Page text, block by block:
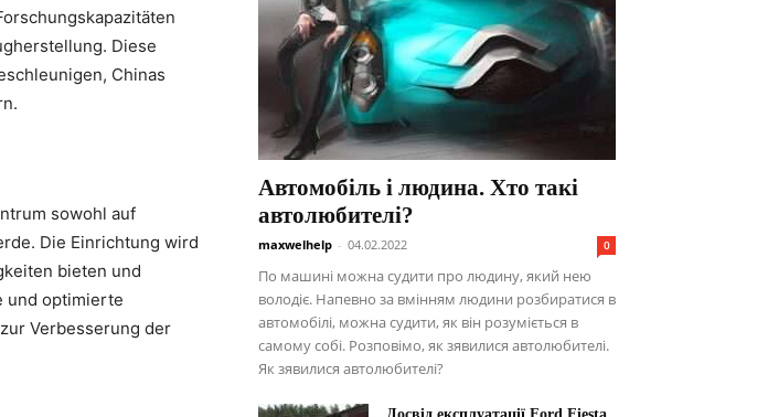
Diese
Chinas
sowohl auf
Die Einrichtung wird
bieten und
und optimierte
Verbesserung der
Автомобіль і людина. Хто такі
автолюбителі?
maxwelhelp - 04.02.2022 0
По машині можна судити про людину, який нею
володіє. Напевно за вмінням людини розбиратися в
автомобілі, можна судити, як він розуміється в
самому собі. Розповімо, як зявилися автолюбителі.
Як зявилися автолюбителі?